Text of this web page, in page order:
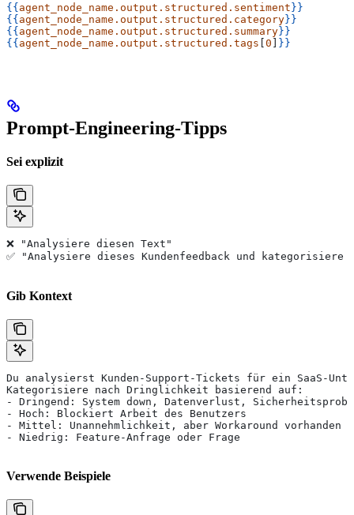
{{agent_node_name.output.structured.sentiment}}
{{agent_node_name.output.structured.category}}
{{agent_node_name.output.structured.summary}}
{{agent_node_name.output.structured.tags [0 ] }}
Prompt-Engineering-Tipps
Sei explizit
❌ "Analysiere diesen Text"
✅ "Analysiere dieses Kundenfeedback und
Gib Kontext
Du analysierst Kunden-Support-Tickets für ein SaaS-
Kategorisiere nach Dringlichkeit basierend auf:
- Dringend: System down, Datenverlust,
- Hoch: Blockiert Arbeit des Benutzers
- Mittel: Unannehmlichkeit, aber Workaround vorhanden
- Niedrig: Feature-Anfrage oder Frage
Verwende Beispiele